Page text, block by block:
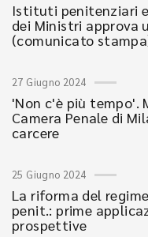
Istituti penitenziari
dei Ministri approva
(comunicato
27 Giugno 2024
'Non c'è più tempo'.
Camera Penale di
carcere
25 Giugno 2024
La riforma del
penit.: prime
prospettive